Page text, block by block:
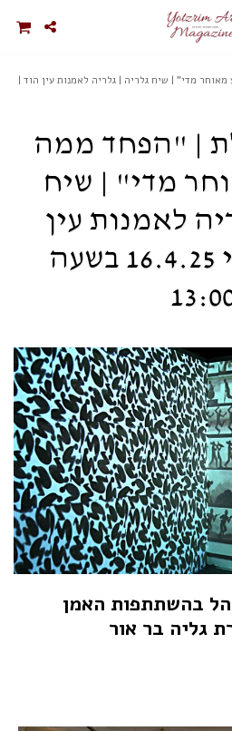
מדי" | שיח גלריה | גלריה לאמנות עין הוד |
| "הפחד ממה
מדי" | שיח
לאמנות עין
הוד | רביעי 16.4.25 בשעה
בהשתתפות האמן
גליה בר אור